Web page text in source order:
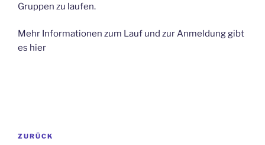
Gruppen zu laufen.
Mehr Informationen zum Lauf und zur Anmeldung gibt
es hier
Beitragsnavigation
Vorheriger
ZURÜCK